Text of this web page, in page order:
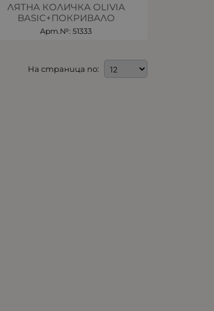
ЛЯТНА КОЛИЧКА OLIVIA
BASIC+ПОКРИВАЛО
Арт.№: 51333
На страница по: